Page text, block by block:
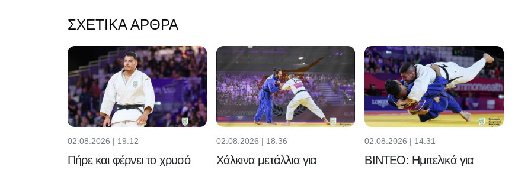
ΣΧΕΤΙΚΆ ΆΡΘΡΑ
02.08.2026 | 19:12
Πήρε και φέρνει το χρυσό
02.08.2026 | 18:36
Χάλκινα μετάλλια για
02.08.2026 | 14:31
ΒΙΝΤΕΟ: Ημιτελικά για